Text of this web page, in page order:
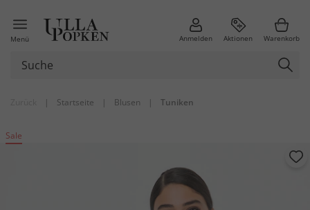
Menü Anmelden Aktionen Warenkorb
| Startseite | Blusen | Tuniken
Sale